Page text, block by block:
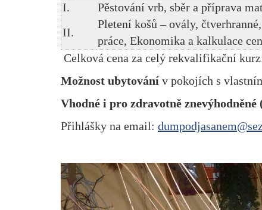
I.
Pěstování vrb, sběr a příprava
II.
Pletení košů – ovály,
práce, Ekonomika a kalkulace
Celková cena za celý rekvalifikační
Možnost ubytování v pokojích s
Vhodné i pro zdravotně znevýhodněné
Přihlášky na email: